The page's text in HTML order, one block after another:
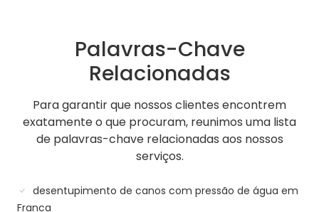
Palavras-Chave
Relacionadas
Para garantir que nossos clientes encontrem
exatamente o que procuram, reunimos uma lista
de palavras-chave relacionadas aos nossos
serviços.
desentupimento de canos com pressão de água em
Franca